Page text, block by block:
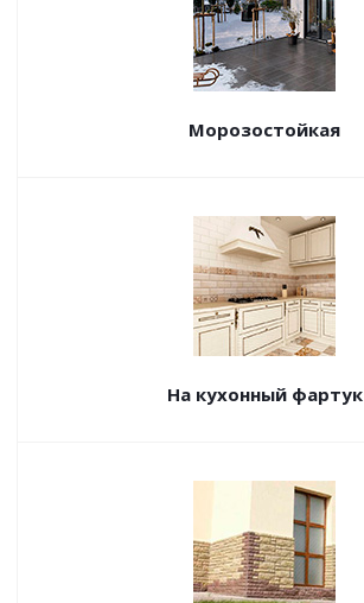
Морозостойкая
На кухонный фартук